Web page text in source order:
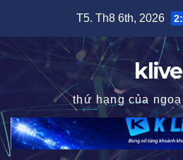
content
T5. Th8 6th, 2026
klive
thứ hạng của